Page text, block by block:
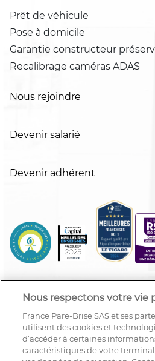
Prêt de véhicule
Pose à domicile
Garantie constructeur
Recalibrage caméras ADAS
Nous rejoindre
Devenir salarié
Devenir adhérent
Nous respectons votre vie
France Pare-Brise SAS et ses
utilisent des cookies et
d’accéder à certaines
caractéristiques de votre